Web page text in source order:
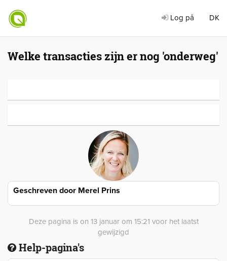
Log på DK
Welke transacties zijn er nog 'onderweg'
Geschreven door Merel Prins
Deze pagina is on 13 januar om 15:21 voor het laatst
gewijzigd
Help-pagina's